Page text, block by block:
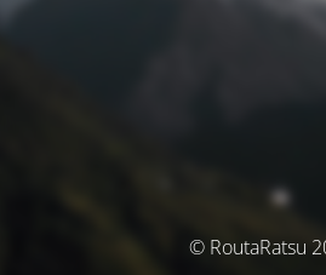
© RoutaRatsu